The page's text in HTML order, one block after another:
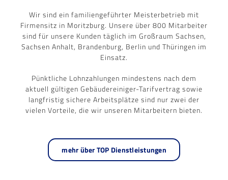
Wir sind ein familiengeführter Meisterbetrieb mit
Firmensitz in Moritzburg. Unsere über 800 Mitarbeiter
sind für unsere Kunden täglich im Großraum Sachsen,
Sachsen Anhalt, Brandenburg, Berlin und Thüringen im
Einsatz.
Pünktliche Lohnzahlungen mindestens nach dem
aktuell gültigen Gebäudereiniger-Tarifvertrag sowie
langfristig sichere Arbeitsplätze sind nur zwei der
vielen Vorteile, die wir unseren Mitarbeitern bieten.
mehr über TOP Dienstleistungen